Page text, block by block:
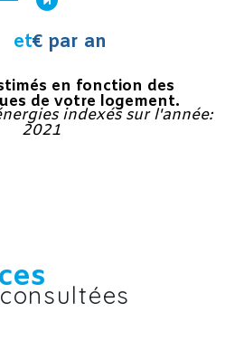
et€ par an
en fonction des
de votre logement.
indexés sur l'année:
2021